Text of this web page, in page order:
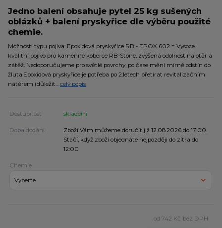
Jedno balení obsahuje pytel 25 kg sušených
oblázků + balení pryskyřice dle výběru použité
chemie.
Možnosti typu pojiva: Epoxidová pryskyřice RB - EPOX 602 = Vysoce
kvalitní pojivo pro kamenné koberce RB-Stone, zvýšená odolnost na otěr a
zátěž. Nedoporučujeme pro světlé povrchy, po čase mění mírně odstín do
žluta.Epoxidová pryskyřice je potřeba po 2.letech přetírat revitalizačním
nátěrem (důležit... celý popis
Dostupnost skladem
Doba dodání
Zboží Vám můžeme doručit již 12.08.2026 do 17:00.
Stačí, když zboží objednáte nejpozději do zítra do
12:00
Chemie
od 742 Kč bez DPH